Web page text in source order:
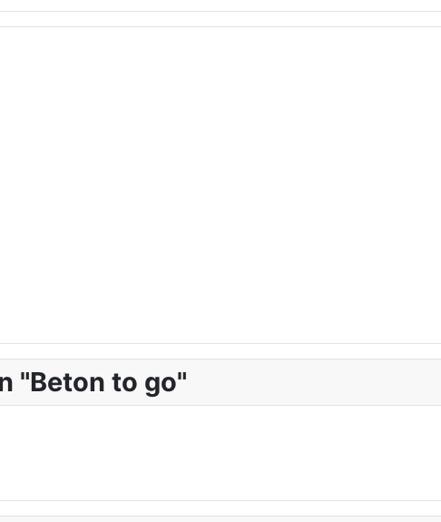
"Beton to go"